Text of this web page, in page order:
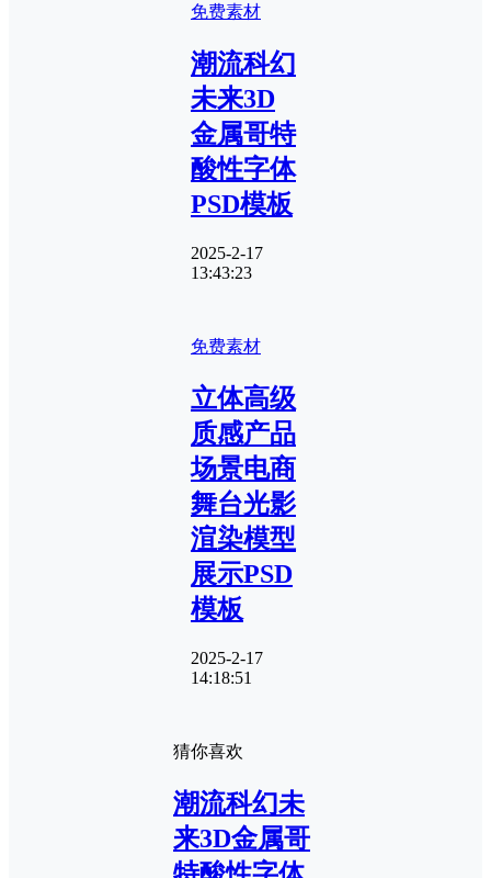
免费素材
潮流科幻
未来3D
金属哥特
酸性字体
PSD模板
2025-2-17
13:43:23
免费素材
立体高级
质感产品
场景电商
舞台光影
渲染模型
展示PSD
模板
2025-2-17
14:18:51
猜你喜欢
潮流科幻未
来3D金属哥